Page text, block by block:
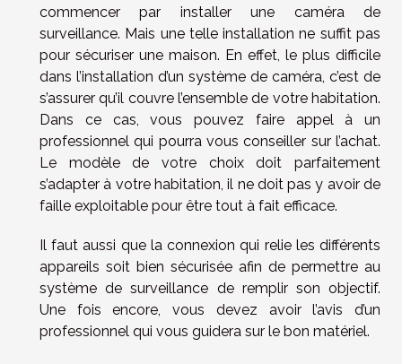
commencer par installer une caméra de
surveillance. Mais une telle installation ne suffit pas
pour sécuriser une maison. En effet, le plus difficile
dans l’installation d’un système de caméra, c’est de
s’assurer qu’il couvre l’ensemble de votre habitation.
Dans ce cas, vous pouvez faire appel à un
professionnel qui pourra vous conseiller sur l’achat.
Le modèle de votre choix doit parfaitement
s’adapter à votre habitation, il ne doit pas y avoir de
faille exploitable pour être tout à fait efficace.
Il faut aussi que la connexion qui relie les différents
appareils soit bien sécurisée afin de permettre au
système de surveillance de remplir son objectif.
Une fois encore, vous devez avoir l’avis d’un
professionnel qui vous guidera sur le bon matériel.